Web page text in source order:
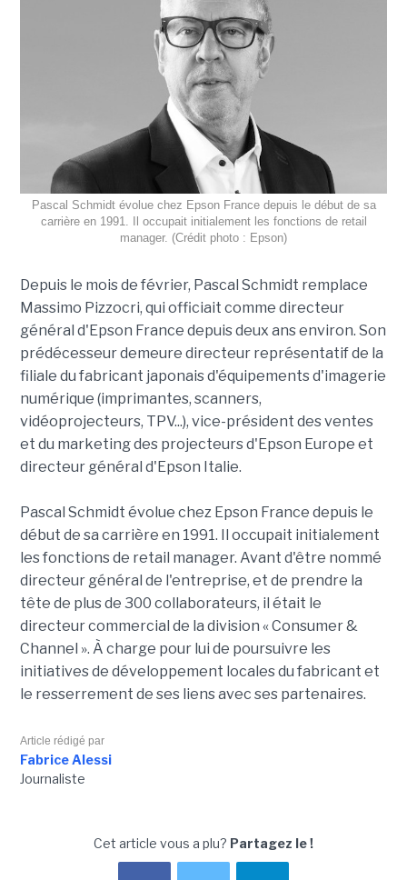
Pascal Schmidt évolue chez Epson France depuis le début de sa
carrière en 1991. Il occupait initialement les fonctions de retail
manager. (Crédit photo : Epson)
Depuis le mois de février, Pascal Schmidt remplace
Massimo Pizzocri, qui officiait comme directeur
général d'Epson France depuis deux ans environ. Son
prédécesseur demeure directeur représentatif de la
filiale du fabricant japonais d'équipements d'imagerie
numérique (imprimantes, scanners,
vidéoprojecteurs, TPV...), vice-président des ventes
et du marketing des projecteurs d'Epson Europe et
directeur général d'Epson Italie.
Pascal Schmidt évolue chez Epson France depuis le
début de sa carrière en 1991. Il occupait initialement
les fonctions de retail manager. Avant d'être nommé
directeur général de l'entreprise, et de prendre la
tête de plus de 300 collaborateurs, il était le
directeur commercial de la division « Consumer &
Channel ». À charge pour lui de poursuivre les
initiatives de développement locales du fabricant et
le resserrement de ses liens avec ses partenaires.
Article rédigé par
Fabrice Alessi
Journaliste
Cet article vous a plu? Partagez le !